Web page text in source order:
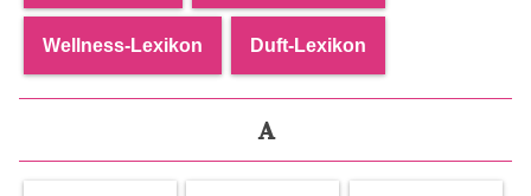
Wellness-Lexikon Duft-Lexikon
A